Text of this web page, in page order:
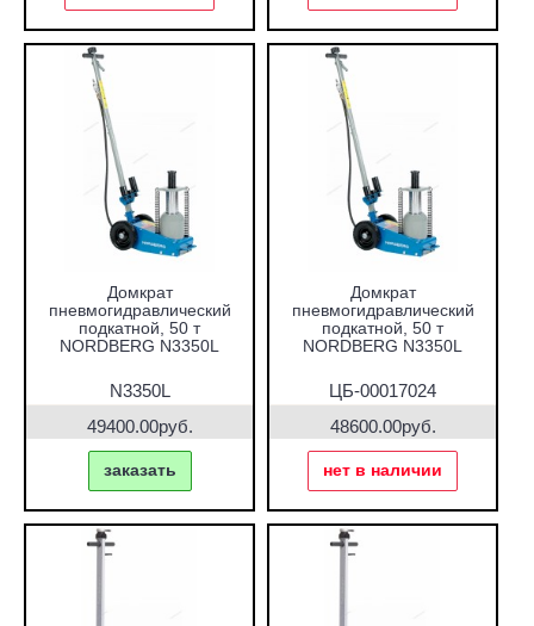
Домкрат
пневмогидравлический
подкатной, 50 т
NORDBERG N3350L
N3350L
49400.00руб.
заказать
Домкрат
пневмогидравлический
подкатной, 50 т
NORDBERG N3350L
ЦБ-00017024
48600.00руб.
нет в наличии